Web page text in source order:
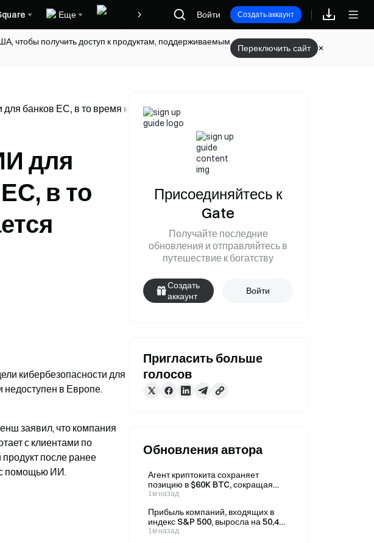
Еще Награды
Войти Создать аккаунт
чтобы получить доступ к продуктам, поддерживаемым
Переключить сайт
банков ЕС, в то время как Mythos Anthropic остается недоступным
для
в то
кибербезопасности для
недоступен в Европе.
заявил, что компания
с клиентами по
после ранее
с помощью ИИ.
Присоединяйтесь к
Gate
Получайте последние
обновления и отправляйтесь в
путешествие к богатству
Создать
аккаунт
Войти
Пригласить больше
голосов
Обновления автора
Агент криптокита сохраняет
позицию в $60K BTC, сокращая
инвестиции в хранение данных
кредитного плеча
1м назад
Прибыль компаний, входящих в
индекс S&P 500, выросла на 50,4%
год к году, значительно превысив
1м назад